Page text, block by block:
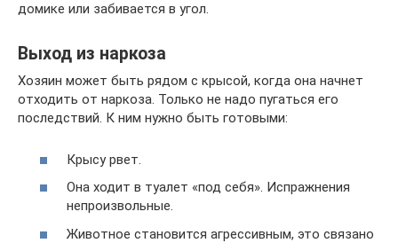
домике или забивается в угол.
Выход из наркоза
Хозяин может быть рядом с крысой, когда она начнет
отходить от наркоза. Только не надо пугаться его
последствий. К ним нужно быть готовыми:
Крысу рвет.
Она ходит в туалет «под себя». Испражнения
непроизвольные.
Животное становится агрессивным, это связано